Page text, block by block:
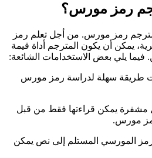
رمز مورس؟
رمز مورس. من أجل تعلم رمز
يمكن أن يكون المترجم أداة قيمة
فيما يلي بعض الاستخدامات الشائعة:
طريقة سهلة لدراسة رمز مورس
مشفرة يمكن قراءتها فقط من قبل
مورس.
المورسي المستلم إلى نص يمكن